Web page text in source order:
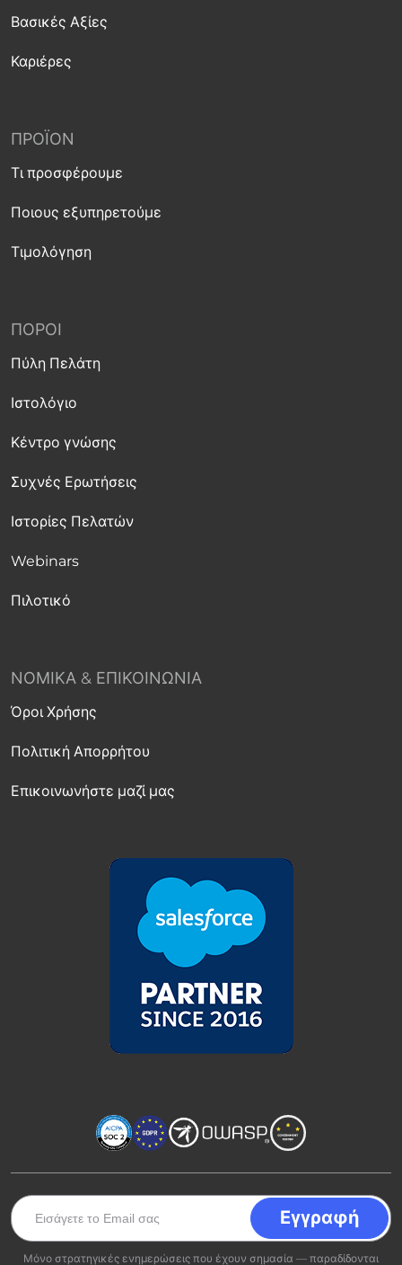
Βασικές Αξίες
Καριέρες
ΠΡΟΪΌΝ
Τι προσφέρουμε
Ποιους εξυπηρετούμε
Τιμολόγηση
ΠΌΡΟΙ
Πύλη Πελάτη
Ιστολόγιο
Κέντρο γνώσης
Συχνές Ερωτήσεις
Ιστορίες Πελατών
Webinars
Πιλοτικό
ΝΟΜΙΚΆ & ΕΠΙΚΟΙΝΩΝΊΑ
Όροι Χρήσης
Πολιτική Απορρήτου
Επικοινωνήστε μαζί μας
Μόνο στρατηγικές ενημερώσεις που έχουν σημασία — παραδίδονται